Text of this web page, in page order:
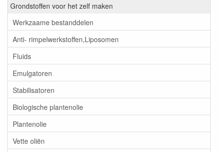
Grondstoffen voor het zelf maken
Werkzaame bestanddelen
Anti- rimpelwerkstoffen,Liposomen
Fluids
Emulgatoren
Stabilisatoren
Biologische plantenolie
Plantenolie
Vette oliën